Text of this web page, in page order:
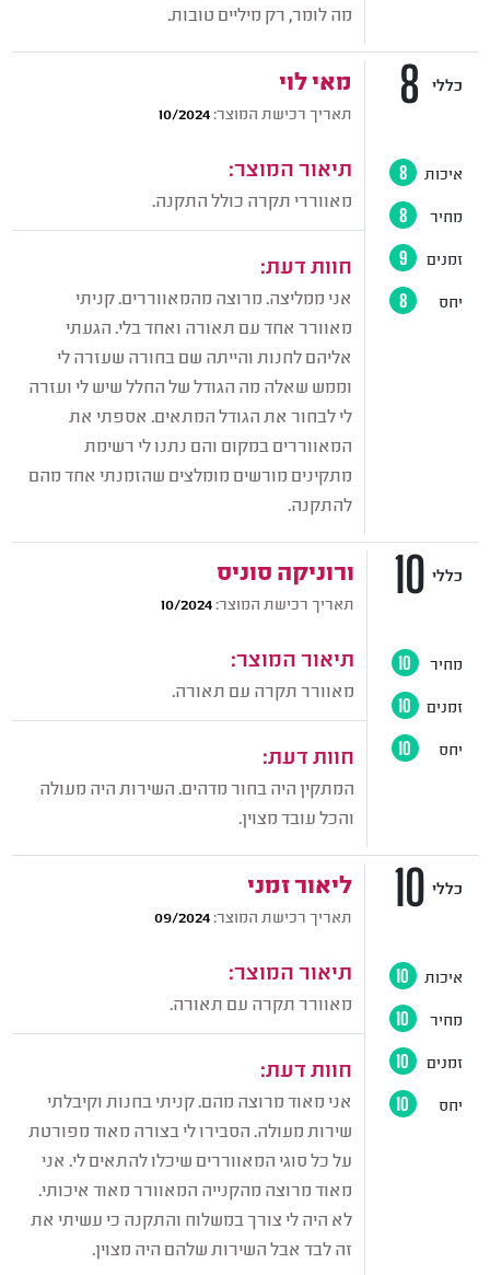
מה לומר, רק מיליים טובות.
מאי לוי
תאריך רכישת המוצר:10/2024
תיאור המוצר:
מאווררי תקרה כולל התקנה.
חוות דעת:
אני ממליצה. מרוצה מהמאווררים. קניתי
מאוורר אחד עם תאורה ואחד בלי. הגעתי
אליהם לחנות והייתה שם בחורה שעזרה לי
וממש שאלה מה הגודל של החלל שיש לי ועזרה
לי לבחור את הגודל המתאים. אספתי את
המאווררים במקום והם נתנו לי רשימת
מתקינים מורשים מומלצים שהזמנתי אחד מהם
להתקנה.
8 כללי
איכות 8
מחיר 8
זמנים 9
יחס 8
ורוניקה סוניס
תאריך רכישת המוצר:10/2024
תיאור המוצר:
מאוורר תקרה עם תאורה.
חוות דעת:
המתקין היה בחור מדהים. השירות היה מעולה
והכל עובד מצוין.
10 כללי
מחיר 10
זמנים 10
יחס 10
ליאור זמני
תאריך רכישת המוצר:09/2024
תיאור המוצר:
מאוורר תקרה עם תאורה.
חוות דעת:
אני מאוד מרוצה מהם. קניתי בחנות וקיבלתי
שירות מעולה. הסבירו לי בצורה מאוד מפורטת
על כל סוגי המאווררים שיכלו להתאים לי. אני
מאוד מרוצה מהקנייה המאוורר מאוד איכותי.
לא היה לי צורך במשלוח והתקנה כי עשיתי את
זה לבד אבל השירות שלהם היה מצוין.
10 כללי
איכות 10
מחיר 10
זמנים 10
יחס 10